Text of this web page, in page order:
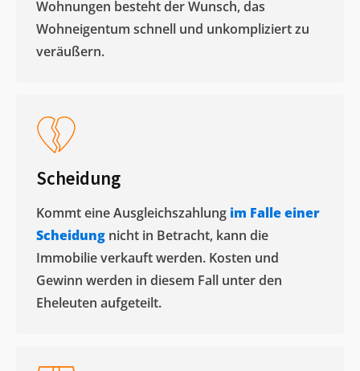
Wohnungen besteht der Wunsch, das
Wohneigentum schnell und unkompliziert zu
veräußern. ​
Scheidung
Kommt eine Ausgleichszahlung im Falle einer
Scheidung nicht in Betracht, kann die
Immobilie verkauft werden. Kosten und
Gewinn werden in diesem Fall unter den
Eheleuten aufgeteilt.​